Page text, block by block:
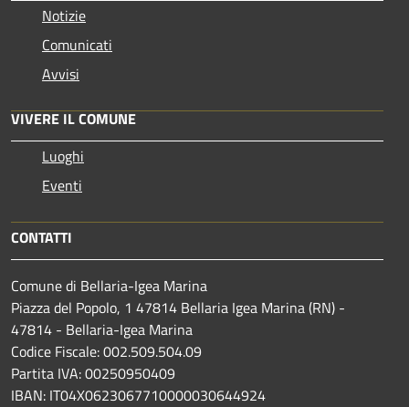
Notizie
Comunicati
Avvisi
VIVERE IL COMUNE
Luoghi
Eventi
CONTATTI
Comune di Bellaria-Igea Marina
Piazza del Popolo, 1 47814 Bellaria Igea Marina (RN) -
47814 - Bellaria-Igea Marina
Codice Fiscale: 002.509.504.09
Partita IVA: 00250950409
IBAN: IT04X0623067710000030644924